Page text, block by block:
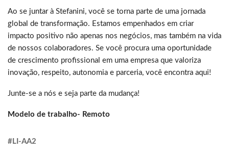
Ao se juntar à Stefanini, você se torna parte de uma jornada
global de transformação. Estamos empenhados em criar
impacto positivo não apenas nos negócios, mas também na vida
de nossos colaboradores. Se você procura uma oportunidade
de crescimento profissional em uma empresa que valoriza
inovação, respeito, autonomia e parceria, você encontra aqui!
Junte-se a nós e seja parte da mudança!
Modelo de trabalho- Remoto
#LI-AA2